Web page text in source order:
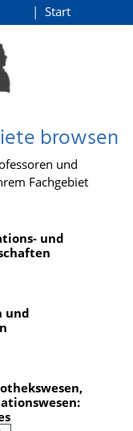
Start
browsen
und
Fachgebiet
und
und